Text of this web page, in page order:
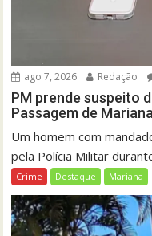
ago 7, 2026 Redação
PM prende suspeito
Passagem de Mariana
Um homem com
pela Polícia Militar
Crime Destaque Mariana